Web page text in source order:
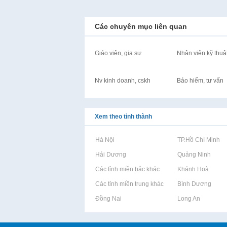
Các chuyên mục liên quan
Giáo viên, gia sư Nhân viên kỹ
Nv kinh doanh, cskh Bảo hiểm, tư vấn
Xem theo tỉnh thành
Rao vặt tại Hà Nội Rao vặt tại TP.Hồ Chí Minh
Rao vặt tại Hải Dương Rao vặt tại Quảng Ninh
Rao vặt tại Các tỉnh miền bắc khácRao vặt tại Khánh Hoà
Rao vặt tại Các tỉnh miền trung khácRao vặt tại Bình Dương
Rao vặt tại Đồng Nai Rao vặt tại Long An